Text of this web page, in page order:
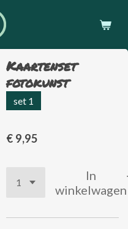
Kaartenset
fotokunst
set 1
€ 9,95
In
winkelwagen